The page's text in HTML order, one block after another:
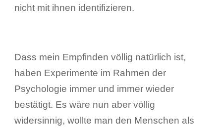
nicht mit ihnen identifizieren.
Dass mein Empfinden völlig natürlich ist,
haben Experimente im Rahmen der
Psychologie immer und immer wieder
bestätigt. Es wäre nun aber völlig
widersinnig, wollte man den Menschen als